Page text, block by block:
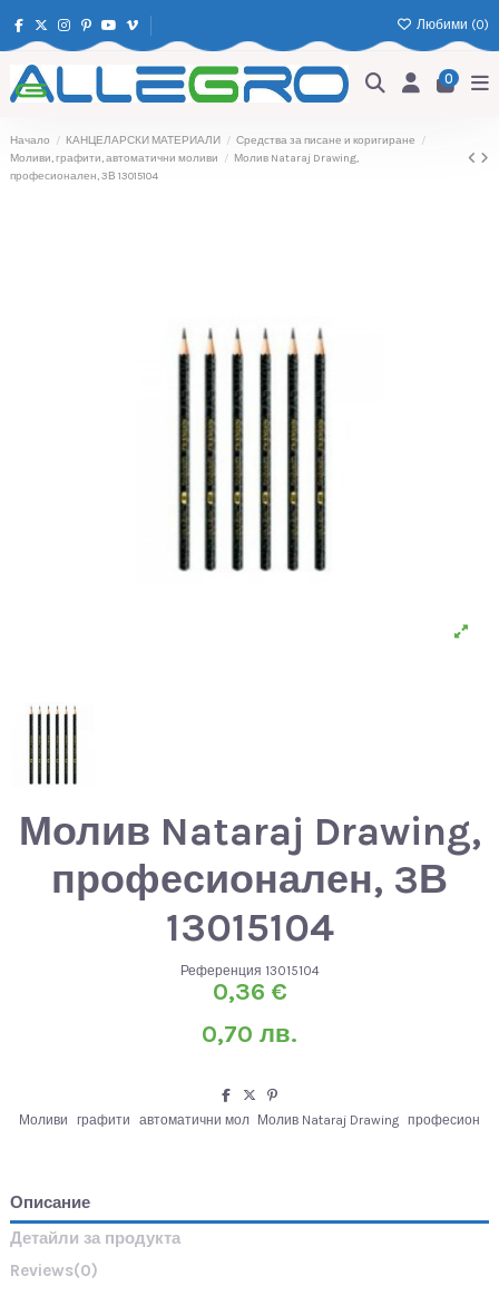
Любими (0)
0
Начало КАНЦЕЛАРСКИ МАТЕРИАЛИ
Средства за писане и коригиране
Моливи, графити, автоматични моливи
Молив Nataraj Drawing,
професионален, 3В 13015104
Молив Nataraj Drawing,
професионален, 3В
13015104
Референция 13015104
0,36 €
0,70 лв.
Моливи графити автоматични мол Молив Nataraj Drawing професион
Описание
Детайли за продукта
Reviews(0)